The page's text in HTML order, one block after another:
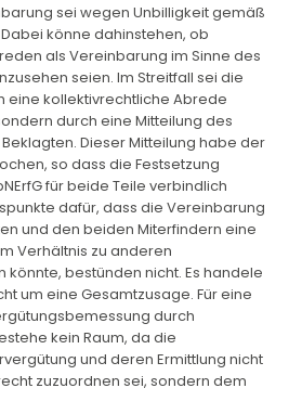
sei wegen Unbilligkeit gemäß
Dabei könne dahinstehen, ob
als Vereinbarung im Sinne des
seien. Im Streitfall sei die
eine kollektivrechtliche Abrede
durch eine Mitteilung des
Dieser Mitteilung habe der
so dass die Festsetzung
für beide Teile verbindlich
dafür, dass die Vereinbarung
und den beiden Miterfindern eine
Verhältnis zu anderen
bestünden nicht. Es handele
um eine Gesamtzusage. Für eine
durch
kein Raum, da die
und deren Ermittlung nicht
zuzuordnen sei, sondern dem